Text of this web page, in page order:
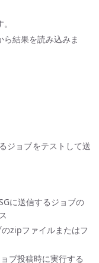
結果を読み込みま
ジョブをテストして送
に送信するジョブの
zipファイルまたはフ
ブ投稿時に実行する